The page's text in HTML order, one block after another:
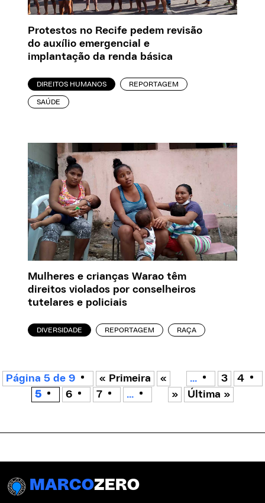
Protestos no Recife pedem revisão
do auxílio emergencial e
implantação da renda básica
DIREITOS HUMANOS REPORTAGEM
SAÚDE
Mulheres e crianças Warao têm
direitos violados por conselheiros
tutelares e policiais
DIVERSIDADE REPORTAGEM RAÇA
Página 5 de 9 « Primeira « ... 3
4
5
6 7 ... » Última »
MARCOZERO